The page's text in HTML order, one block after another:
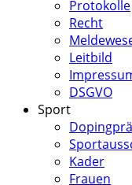
Protokolle
Recht
Leitbild
DSGVO
Sport
Kader
Frauen